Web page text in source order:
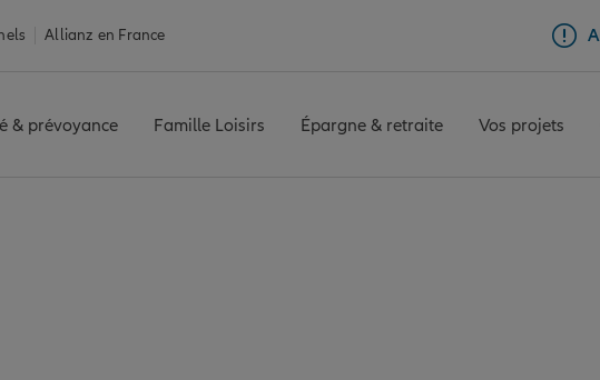
Allianz en France
& prévoyance Famille Loisirs Épargne & retraite Vos projets